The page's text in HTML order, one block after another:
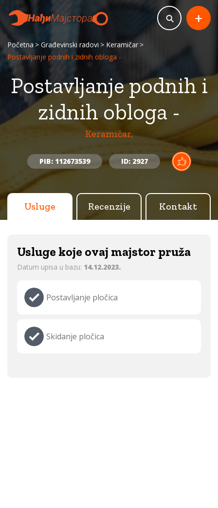
Početna Građevinski radovi
Keramičar
Postavljanje podnih i zidnih obloga -
Postavljanje podnih i
zidnih obloga -
Keramičar,
PIB: 112673539 ID: 2927
+
Usluge Recenzije Kontakt
Usluge koje ovaj majstor pruža
Datum upisa u bazu: 14.12.2023.
Postavljanje pločica
Skidanje pločica